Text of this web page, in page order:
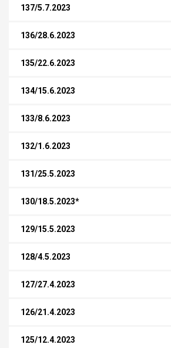
137/5.7.2023
136/28.6.2023
135/22.6.2023
134/15.6.2023
133/8.6.2023
132/1.6.2023
131/25.5.2023
130/18.5.2023*
129/15.5.2023
128/4.5.2023
127/27.4.2023
126/21.4.2023
125/12.4.2023